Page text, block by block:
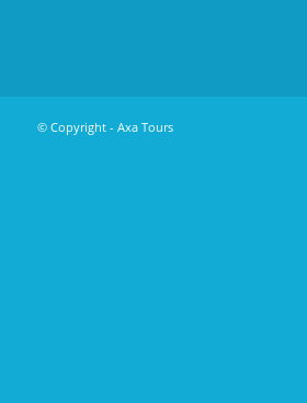
© Copyright - Axa Tours